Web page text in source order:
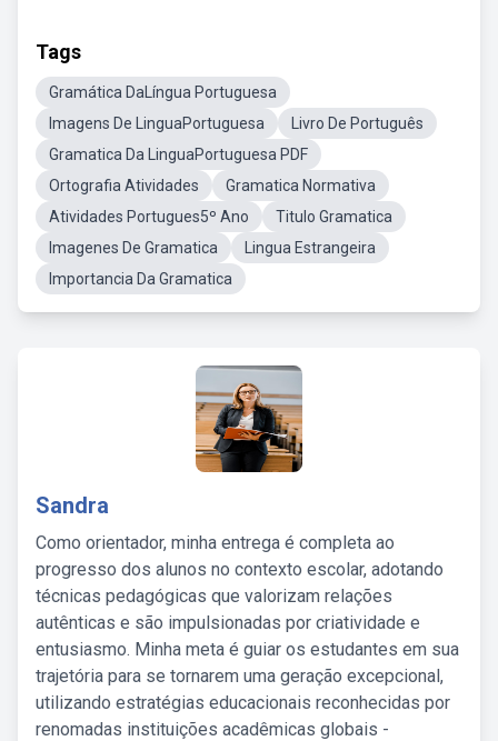
Tags
Gramática DaLíngua Portuguesa
Imagens De LinguaPortuguesa
Livro De Português
Gramatica Da LinguaPortuguesa PDF
Ortografia Atividades
Gramatica Normativa
Atividades Portugues5º Ano
Titulo Gramatica
Imagenes De Gramatica
Lingua Estrangeira
Importancia Da Gramatica
Sandra
Como orientador, minha entrega é completa ao
progresso dos alunos no contexto escolar, adotando
técnicas pedagógicas que valorizam relações
autênticas e são impulsionadas por criatividade e
entusiasmo. Minha meta é guiar os estudantes em sua
trajetória para se tornarem uma geração excepcional,
utilizando estratégias educacionais reconhecidas por
renomadas instituições acadêmicas globais -